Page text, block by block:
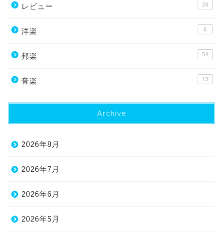
レビュー 24
洋楽 6
邦楽 54
音楽 13
Archive
2026年8月
2026年7月
2026年6月
2026年5月